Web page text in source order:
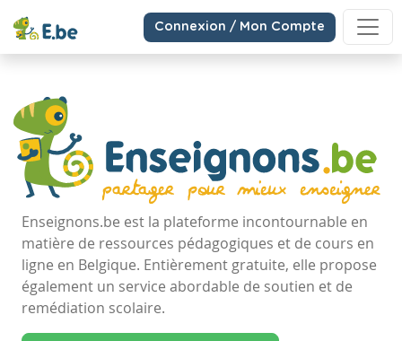
Connexion / Mon Compte
Enseignons.be est la plateforme incontournable en
matière de ressources pédagogiques et de cours en
ligne en Belgique. Entièrement gratuite, elle propose
également un service abordable de soutien et de
remédiation scolaire.